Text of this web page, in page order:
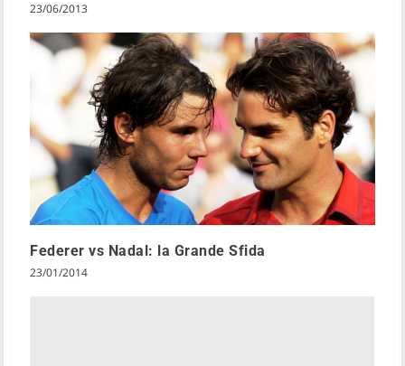
23/06/2013
Federer vs Nadal: la Grande Sfida
23/01/2014